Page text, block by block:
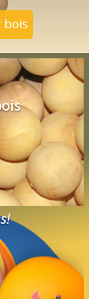
bois